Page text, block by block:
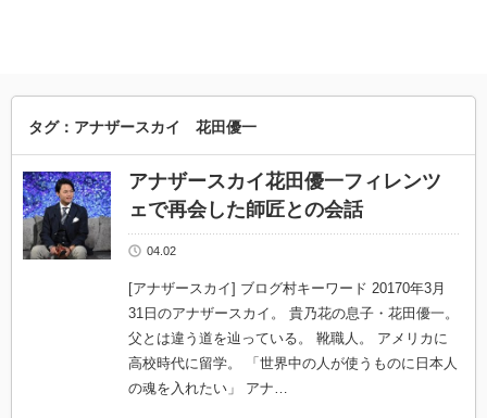
タグ：アナザースカイ 花田優一
アナザースカイ花田優一フィレンツ
ェで再会した師匠との会話
04.02
[アナザースカイ] ブログ村キーワード 20170年3月
31日のアナザースカイ。 貴乃花の息子・花田優一。
父とは違う道を辿っている。 靴職人。 アメリカに
高校時代に留学。 「世界中の人が使うものに日本人
の魂を入れたい」 アナ…